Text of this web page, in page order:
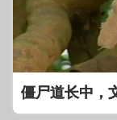
僵尸道长中，